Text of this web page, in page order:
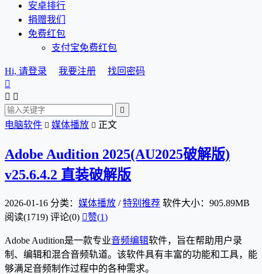
安卓排行
捐赠我们
免费红包
支付宝免费红包
Hi, 请登录 我要注册
找回密码

 

电脑软件  媒体播放  正文
Adobe Audition 2025(AU2025破解版)
v25.6.4.2 直装破解版
2026-01-16 分类： 媒体播放 /特别推荐 软件大小：905.89MB
阅读(1719) 评论(0) 赞(1)
Adobe Audition是一款专业音频编辑软件，旨在帮助用户录
制、编辑和混合音频轨道。该软件具有丰富的功能和工具，能
够满足音频制作过程中的各种需求。